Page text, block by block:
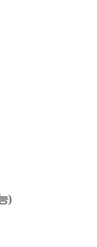
)